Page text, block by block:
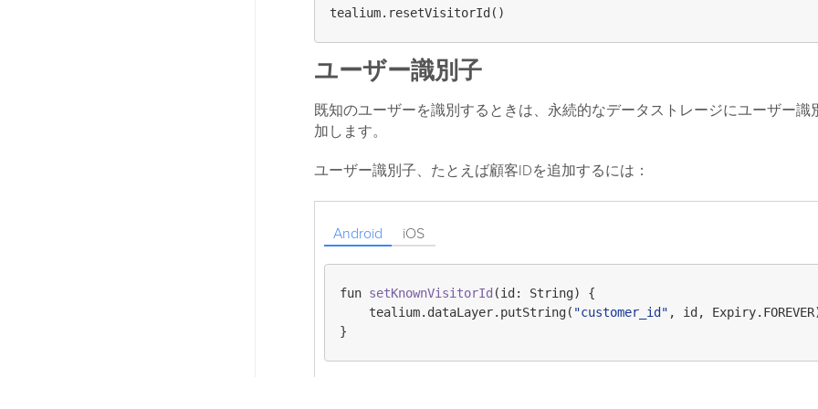
ユーザー識別子
既知のユーザーを識別するときは、永続的なデータストレージにユーザー識
加します。
ユーザー識別子、たとえば顧客IDを追加するには：
Android iOS
fun setKnownVisitorId (id: String)
{
    tealium.dataLayer.putString(
"customer_id" , id,